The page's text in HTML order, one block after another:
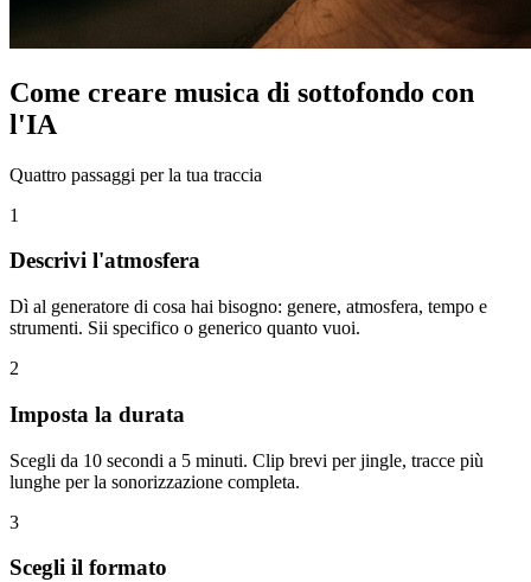
Come creare musica di sottofondo con
l'IA
Quattro passaggi per la tua traccia
1
Descrivi l'atmosfera
Dì al generatore di cosa hai bisogno: genere, atmosfera, tempo e
strumenti. Sii specifico o generico quanto vuoi.
2
Imposta la durata
Scegli da 10 secondi a 5 minuti. Clip brevi per jingle, tracce più
lunghe per la sonorizzazione completa.
3
Scegli il formato